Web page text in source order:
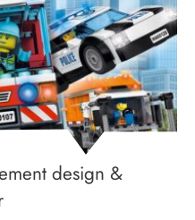
design &